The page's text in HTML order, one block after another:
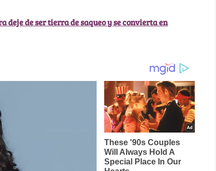
deje de ser tierra de saqueo y se convierta en